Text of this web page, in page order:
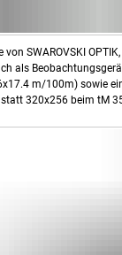
SWAROVSKI OPTIK,
als
m/100m) sowie
320x256 beim tM